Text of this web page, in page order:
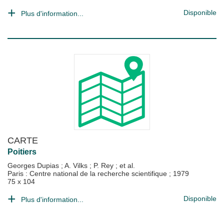
Plus d'information... Disponible
CARTE
Poitiers
Georges Dupias ; A. Vilks ; P. Rey ; et al.
Paris : Centre national de la recherche scientifique ; 1979
75 x 104
Plus d'information... Disponible